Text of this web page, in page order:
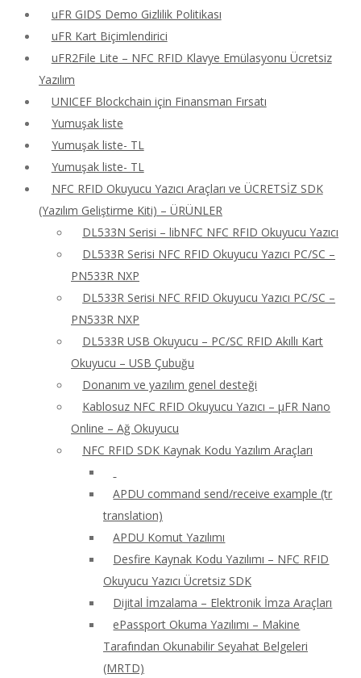
uFR GIDS Demo Gizlilik Politikası
uFR Kart Biçimlendirici
uFR2File Lite – NFC RFID Klavye Emülasyonu Ücretsiz
Yazılım
UNICEF Blockchain için Finansman Fırsatı
Yumuşak liste
Yumuşak liste- TL
Yumuşak liste- TL
NFC RFID Okuyucu Yazıcı Araçları ve ÜCRETSİZ SDK
(Yazılım Geliştirme Kiti) – ÜRÜNLER
DL533N Serisi – libNFC NFC RFID Okuyucu Yazıcı
DL533R Serisi NFC RFID Okuyucu Yazıcı PC/SC –
PN533R NXP
DL533R Serisi NFC RFID Okuyucu Yazıcı PC/SC –
PN533R NXP
DL533R USB Okuyucu – PC/SC RFID Akıllı Kart
Okuyucu – USB Çubuğu
Donanım ve yazılım genel desteği
Kablosuz NFC RFID Okuyucu Yazıcı – μFR Nano
Online – Ağ Okuyucu
NFC RFID SDK Kaynak Kodu Yazılım Araçları
APDU command send/receive example (tr
translation)
APDU Komut Yazılımı
Desfire Kaynak Kodu Yazılımı – NFC RFID
Okuyucu Yazıcı Ücretsiz SDK
Dijital İmzalama – Elektronik İmza Araçları
ePassport Okuma Yazılımı – Makine
Tarafından Okunabilir Seyahat Belgeleri
(MRTD)